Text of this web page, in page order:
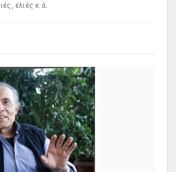
ελιές κ.ά.